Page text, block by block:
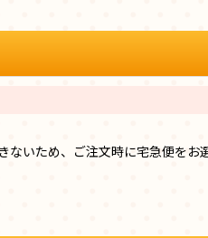
いため、ご注文時に宅急便をお